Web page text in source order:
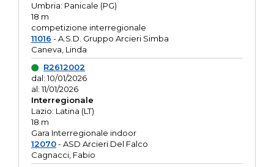
Umbria: Panicale (PG)
18 m
competizione interregionale
11016 - A.S.D. Gruppo Arcieri Simba
Caneva, Linda
R2612002
dal: 10/01/2026
al: 11/01/2026
Interregionale
Lazio: Latina (LT)
18 m
Gara Interregionale indoor
12070- ASD Arcieri Del Falco
Cagnacci, Fabio